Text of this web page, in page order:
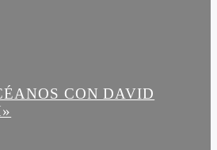
CON DAVID